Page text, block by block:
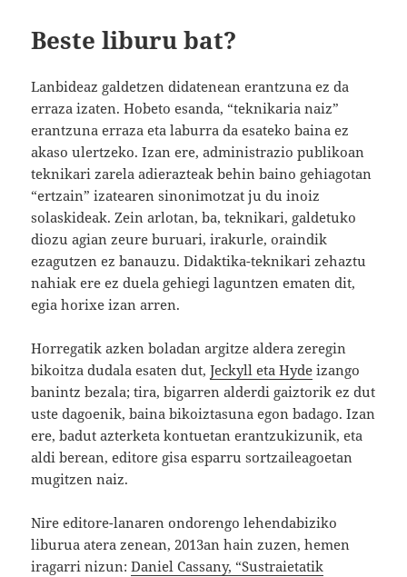
Beste liburu bat?
Lanbideaz galdetzen didatenean erantzuna ez da
erraza izaten. Hobeto esanda, “teknikaria naiz”
erantzuna erraza eta laburra da esateko baina ez
akaso ulertzeko. Izan ere, administrazio publikoan
teknikari zarela adierazteak behin baino gehiagotan
“ertzain” izatearen sinonimotzat ju du inoiz
solaskideak. Zein arlotan, ba, teknikari, galdetuko
diozu agian zeure buruari, irakurle, oraindik
ezagutzen ez banauzu. Didaktika-teknikari zehaztu
nahiak ere ez duela gehiegi laguntzen ematen dit,
egia horixe izan arren.
Horregatik azken boladan argitze aldera zeregin
bikoitza dudala esaten dut,Jeckyll eta Hyde izango
banintz bezala; tira, bigarren alderdi gaiztorik ez dut
uste dagoenik, baina bikoiztasuna egon badago. Izan
ere, badut azterketa kontuetan erantzukizunik, eta
aldi berean, editore gisa esparru sortzaileagoetan
mugitzen naiz.
Nire editore-lanaren ondorengo lehendabiziko
liburua atera zenean, 2013an hain zuzen, hemen
iragarri nizun:Daniel Cassany, “Sustraietatik